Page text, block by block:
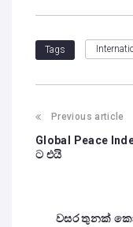
Tags
Previous article
Global Peace
ට එයි
වසර තුනක්